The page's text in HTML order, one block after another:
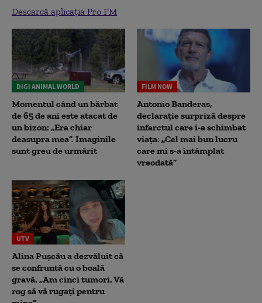
Descarcă aplicația Pro FM
DIGI ANIMAL WORLD
Momentul când un bărbat
de 65 de ani este atacat de
un bizon: „Era chiar
deasupra mea”. Imaginile
sunt greu de urmărit
FILM NOW
Antonio Banderas,
declarație surpriză despre
infarctul care i-a schimbat
viața: „Cel mai bun lucru
care mi s-a întâmplat
vreodată”
UTV
Alina Pușcău a dezvăluit că
se confruntă cu o boală
gravă. „Am cinci tumori. Vă
rog să vă rugați pentru